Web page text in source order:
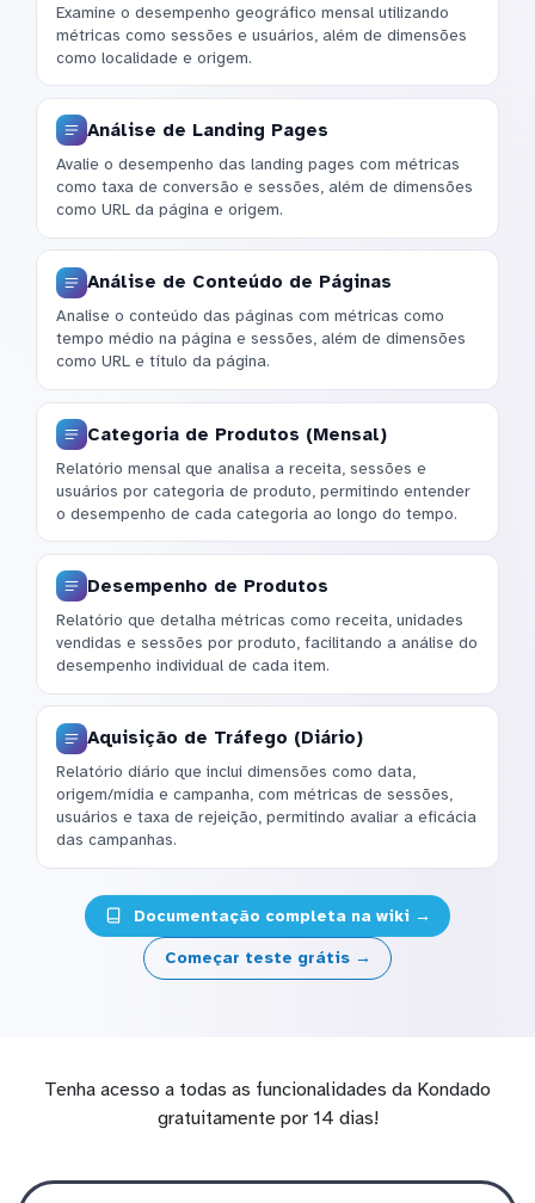
Examine o desempenho geográfico mensal utilizando
métricas como sessões e usuários, além de dimensões
como localidade e origem.
Análise de Landing Pages
Avalie o desempenho das landing pages com métricas
como taxa de conversão e sessões, além de dimensões
como URL da página e origem.
Análise de Conteúdo de Páginas
Analise o conteúdo das páginas com métricas como
tempo médio na página e sessões, além de dimensões
como URL e título da página.
Categoria de Produtos (Mensal)
Relatório mensal que analisa a receita, sessões e
usuários por categoria de produto, permitindo entender
o desempenho de cada categoria ao longo do tempo.
Desempenho de Produtos
Relatório que detalha métricas como receita, unidades
vendidas e sessões por produto, facilitando a análise do
desempenho individual de cada item.
Aquisição de Tráfego (Diário)
Relatório diário que inclui dimensões como data,
origem/mídia e campanha, com métricas de sessões,
usuários e taxa de rejeição, permitindo avaliar a eficácia
das campanhas.
Documentação completa na wiki →
Começar teste grátis →
Tenha acesso a todas as funcionalidades da Kondado
gratuitamente por 14 dias!